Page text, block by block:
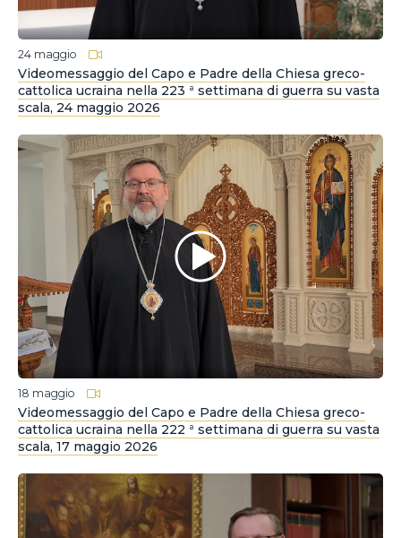
24 maggio
Videomessaggio del Capo e Padre della Chiesa greco-
cattolica ucraina nella 223 ª settimana di guerra su vasta
scala, 24 maggio 2026
18 maggio
Videomessaggio del Capo e Padre della Chiesa greco-
cattolica ucraina nella 222 ª settimana di guerra su vasta
scala, 17 maggio 2026